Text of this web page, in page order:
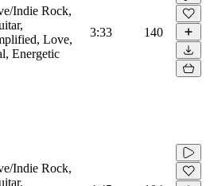
Indie Rock,
Love,
Energetic
3:33 140
Indie Rock,